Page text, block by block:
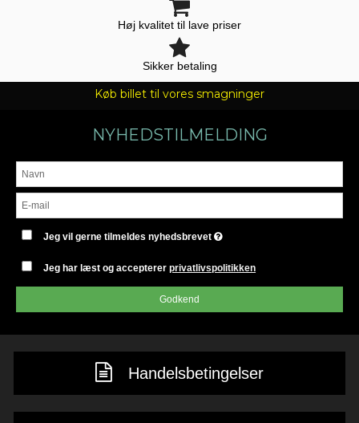
Høj kvalitet til lave priser
Sikker betaling
Køb billet til vores smagninger
NYHEDSTILMELDING
Jeg vil gerne tilmeldes nyhedsbrevet
Jeg har læst og acceptererprivatlivspolitikken
Godkend
Handelsbetingelser